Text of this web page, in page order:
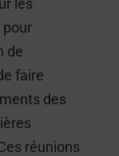
les
pour
de
faire
des
réunions